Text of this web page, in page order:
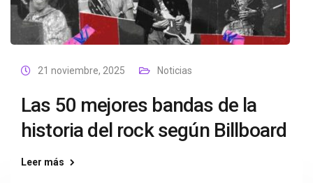
21 noviembre, 2025 Noticias
Las 50 mejores bandas de la
historia del rock según Billboard
Leer más